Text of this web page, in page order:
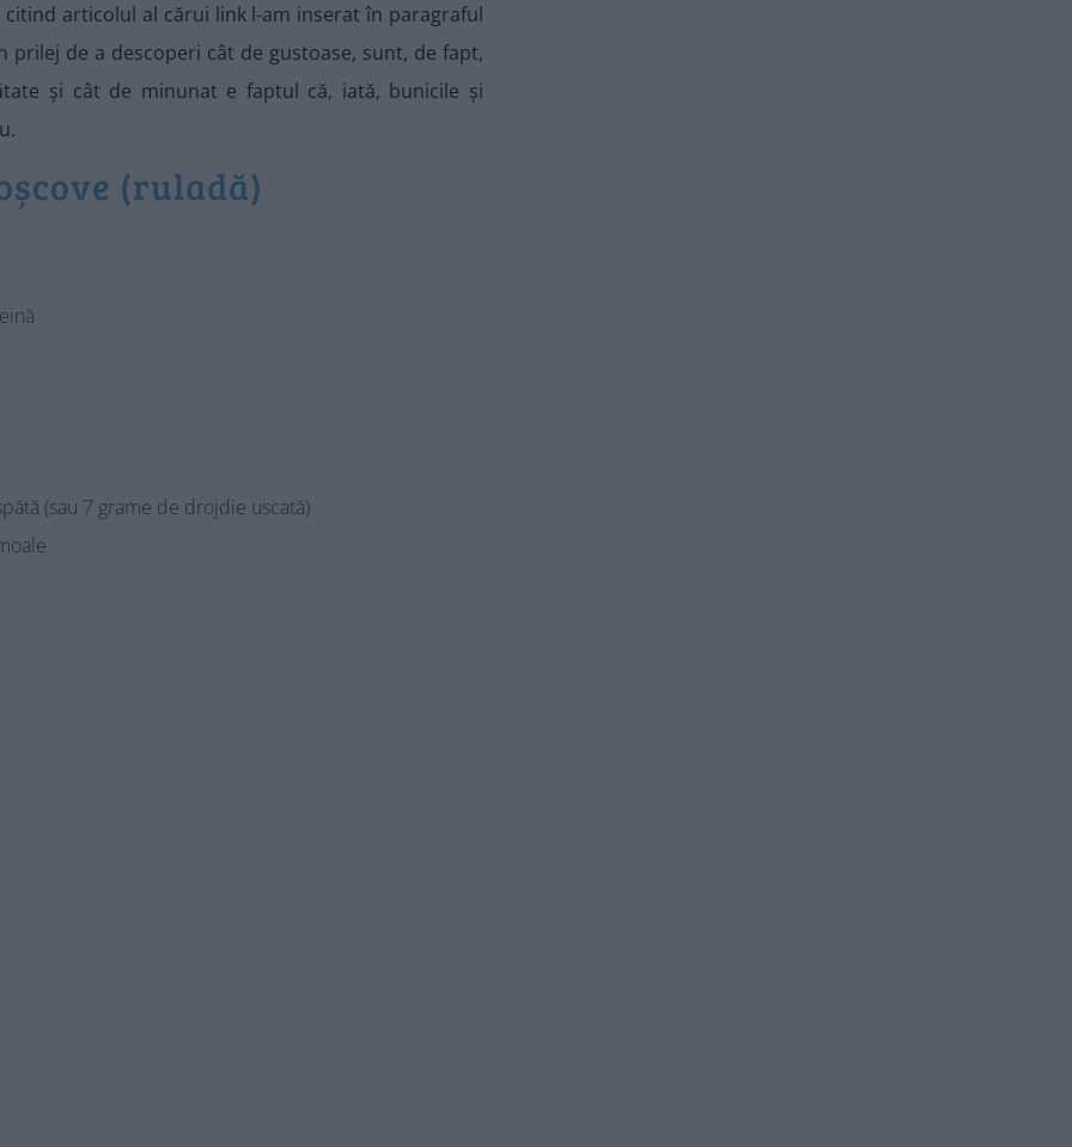
articolul al cărui link l-am inserat în paragraful
de a descoperi cât de gustoase, sunt, de fapt,
și cât de minunat e faptul că, iată, bunicile și
(ruladă)
(sau 7 grame de drojdie uscată)